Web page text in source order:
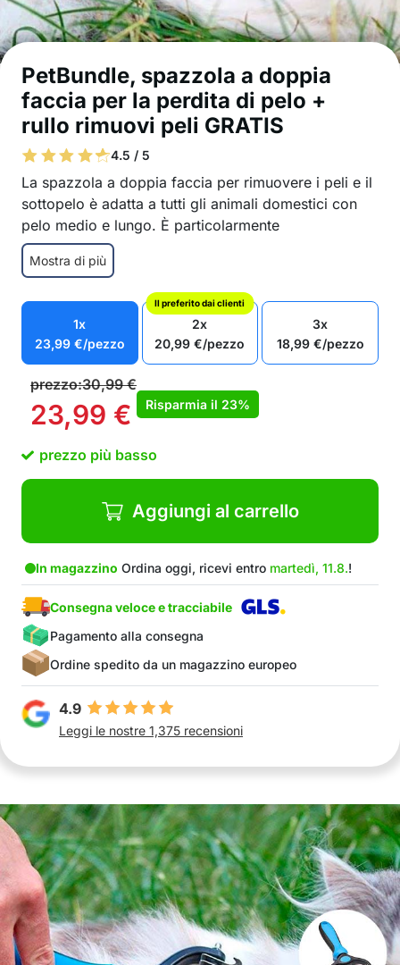
PetBundle, spazzola a doppia
faccia per la perdita di pelo +
rullo rimuovi peli GRATIS
4.5 / 5
La spazzola a doppia faccia per rimuovere i peli e il
sottopelo è adatta a tutti gli animali domestici con
pelo medio e lungo. È particolarmente
indispensabile nei periodi in cui gli animali cambiano
il loro manto! Nel set ricevi anche un rullo che
rimuoverà i peli da mobili, vestiti e altre superfici!
La spazzola indispensabile per il periodo di
cambio del pelo
Per cani e gatti con pelo medio e lungo
Gentile sulla pelle, irresistibile nella lotta contro
la perdita di pelo
Lame in metallo inossidabile
Il rullo rimuove i peli dal divano, auto, vestiti,
ecc.
Riutilizzabile
Non necessita di batterie o fonti di energia
Strumento durevole
Rullo facile da pulire dopo l’uso
Nel Pacchetto: 1x spazzola a doppia faccia per
rimuovere il sottopelo e i residui di pelo, 1x rullo
rimuovi peli
Mostra di più
1x
23,99 €/pezzo
Il preferito dai clienti
2x
20,99€/pezzo
3x
18,99 €/pezzo
prezzo:30,99€
23,99 € Risparmia il 23%
prezzo più basso
Aggiungi al carrello
In magazzino Ordina oggi, ricevi entro martedì, 11.8.!
Consegna veloce e tracciabile
Pagamento alla consegna
Ordine spedito da un magazzino europeo
4.9
Leggi le nostre 1,375 recensioni